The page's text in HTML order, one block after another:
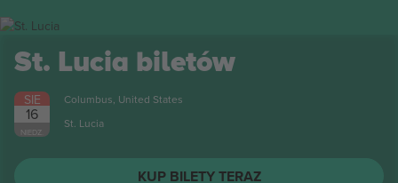
St. Lucia biletów
SIE
16
NIEDZ.
Columbus, United States
St. Lucia
KUP BILETY TERAZ